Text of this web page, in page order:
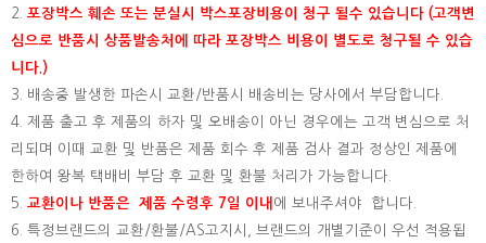
2. 포장박스 훼손 또는 분실시 박스포장비용이 청구 될수 있습니다 (고객변
심으로 반품시 상품발송처에 따라 포장박스 비용이 별도로 청구될 수 있습
니다.)
3. 배송중 발생한 파손시 교환/반품시 배송비는 당사에서 부담합니다.
4. 제품 출고 후 제품의 하자 및 오배송이 아닌 경우에는 고객 변심으로 처
리되며 이때 교환 및 반품은 제품 회수 후 제품 검사 결과 정상인 제품에
한하여 왕복 택배비 부담 후 교환 및 환불 처리가 가능합니다.
5. 교환이나 반품은 제품 수령후 7일 이내 에 보내주셔야 합니다.
6. 특정브랜드의 교환/환불/AS고지시, 브랜드의 개별기준이 우선 적용됩